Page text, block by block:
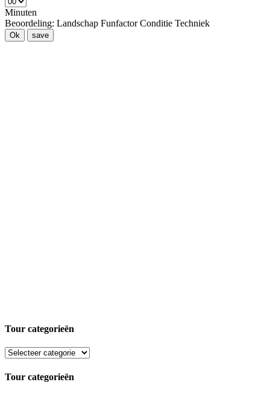
Minuten
Beoordeling: Landschap Funfactor Conditie Techniek
Ok save
Tour categorieën
Tour categorieën